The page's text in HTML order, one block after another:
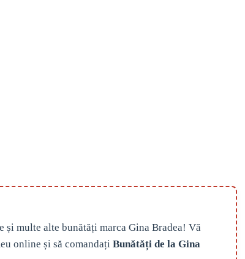
multe alte bunătăți marca Gina Bradea! Vă
online și să comandați Bunătăți de la Gina